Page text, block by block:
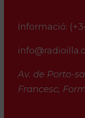
Informació:
Av. de Porto-
Francesc,